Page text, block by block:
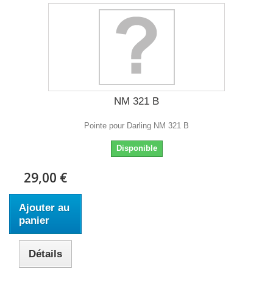
NM 321 B
Pointe pour Darling NM 321 B
Disponible
29,00 €
Ajouter au
panier
Détails